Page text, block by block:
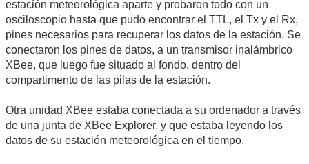
estación meteorológica aparte y probaron todo con un
osciloscopio hasta que pudo encontrar el TTL, el Tx y el Rx,
pines necesarios para recuperar los datos de la estación. Se
conectaron los pines de datos, a un transmisor inalámbrico
XBee, que luego fue situado al fondo, dentro del
compartimento de las pilas de la estación.
Otra unidad XBee estaba conectada a su ordenador a través
de una junta de XBee Explorer, y que estaba leyendo los
datos de su estación meteorológica en el tiempo.